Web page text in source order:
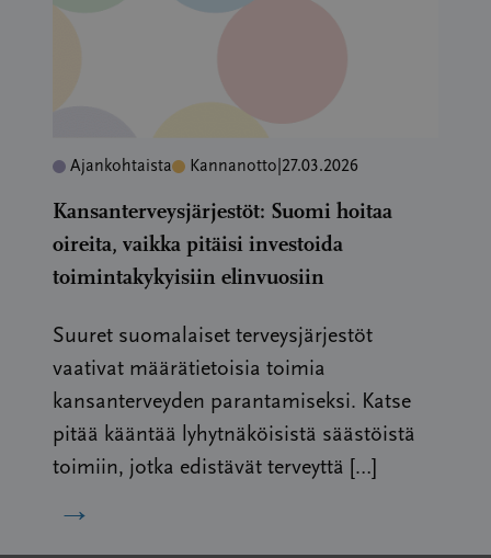
Ajankohtaista Kannanotto 27.03.2026
Kansanterveysjärjestöt: Suomi hoitaa
oireita, vaikka pitäisi investoida
toimintakykyisiin elinvuosiin
Suuret suomalaiset terveysjärjestöt
vaativat määrätietoisia toimia
kansanterveyden parantamiseksi. Katse
pitää kääntää lyhytnäköisistä säästöistä
toimiin, jotka edistävät terveyttä […]
→